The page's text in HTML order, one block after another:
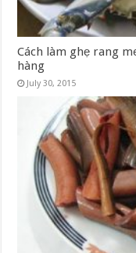
Cách làm ghẹ rang
hàng
July 30, 2015